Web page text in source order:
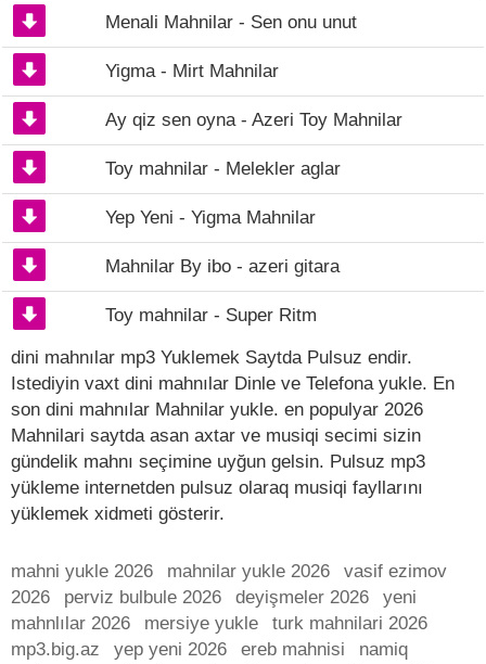
Menali Mahnilar - Sen onu unut
Yigma - Mirt Mahnilar
Ay qiz sen oyna - Azeri Toy Mahnilar
Toy mahnilar - Melekler aglar
Yep Yeni - Yigma Mahnilar
Mahnilar By ibo - azeri gitara
Toy mahnilar - Super Ritm
dini mahnılar mp3 Yuklemek Saytda Pulsuz endir.
Istediyin vaxt dini mahnılar Dinle ve Telefona yukle. En
son dini mahnılar Mahnilar yukle. en populyar 2026
Mahnilari saytda asan axtar ve musiqi secimi sizin
gündelik mahnı seçimine uyğun gelsin. Pulsuz mp3
yükleme internetden pulsuz olaraq musiqi fayllarını
yüklemek xidmeti gösterir.
mahni yukle 2026 mahnilar yukle 2026
vasif ezimov
2026
perviz bulbule 2026 deyişmeler 2026
yeni
mahnlılar 2026
mersiye yukle
turk mahnilari 2026
mp3.big.az
yep yeni 2026 ereb mahnisi
namiq